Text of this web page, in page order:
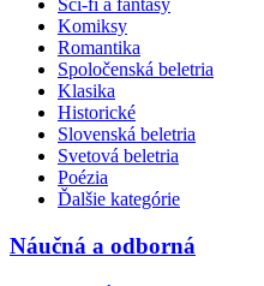
Sci-fi a fantasy
Komiksy
Romantika
Spoločenská beletria
Klasika
Historické
Slovenská beletria
Svetová beletria
Poézia
Ďalšie kategórie
Náučná a odborná